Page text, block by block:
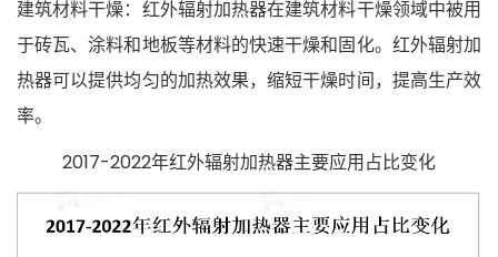
建筑材料干燥：红外辐射加热器在建筑材料干燥领域中被用
于砖瓦、涂料和地板等材料的快速干燥和固化。红外辐射加
热器可以提供均匀的加热效果，缩短干燥时间，提高生产效
率。
2017-2022年红外辐射加热器主要应用占比变化